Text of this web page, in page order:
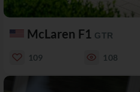
McLaren F1 GTR
109 108